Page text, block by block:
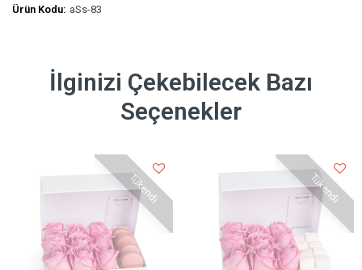
Ürün Kodu: aSs-83
İlginizi Çekebilecek Bazı
Seçenekler
Tükendi Tükendi